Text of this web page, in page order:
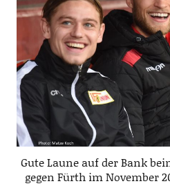
Gute Laune auf der Bank
gegen Fürth im November